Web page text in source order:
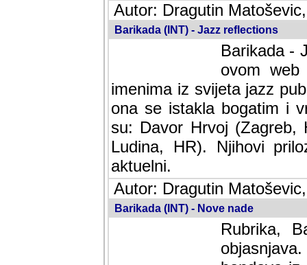
Autor: Dragutin
Barikada (INT) - Jazz reflections
Barikada -
ovom web
imenima iz svijeta jazz
ona se istakla bogatim i
su: Davor Hrvoj (Zagreb,
Ludina, HR). Njihovi
aktuelni.
Autor: Dragutin
Barikada (INT) - Nove nade
Rubrika,